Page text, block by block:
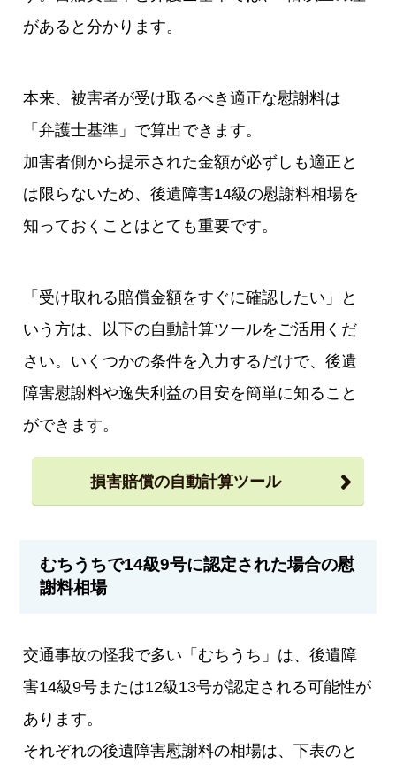
があると分かります。
本来、被害者が受け取るべき適正な慰謝料は
「弁護士基準」で算出できます。
加害者側から提示された金額が必ずしも適正と
は限らないため、後遺障害14級の慰謝料相場を
知っておくことはとても重要です。
「受け取れる賠償金額をすぐに確認したい」と
いう方は、以下の自動計算ツールをご活用くだ
さい。いくつかの条件を入力するだけで、後遺
障害慰謝料や逸失利益の目安を簡単に知ること
ができます。
損害賠償の自動計算ツール
むちうちで14級9号に認定された場合の慰
謝料相場
交通事故の怪我で多い「むちうち」は、後遺障
害14級9号または12級13号が認定される可能性が
あります。
それぞれの後遺障害慰謝料の相場は、下表のと